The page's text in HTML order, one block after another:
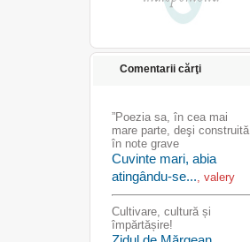
Comentarii cărţi
”Poezia sa, în cea mai
mare parte, deşi construită
în note grave
Cuvinte mari, abia
atingându-se..., valery
Cultivare, cultură și
împărtășire!